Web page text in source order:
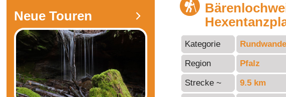
Kategorie
Region Pfalz
Strecke ~ 9.5 km
Neue Touren